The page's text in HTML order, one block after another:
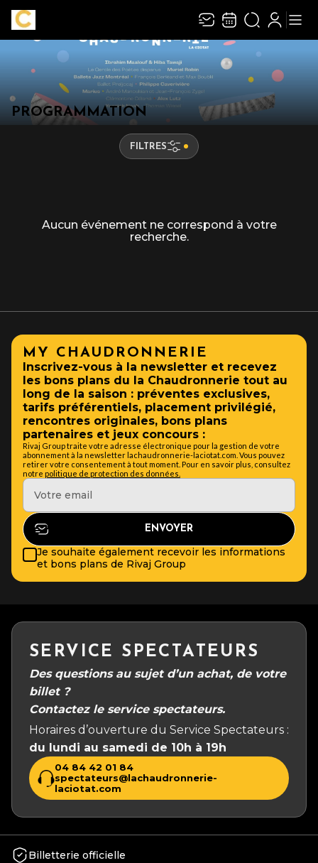
PROGRAMMATION
FILTRES
Aucun événement ne correspond à votre
recherche.
MY CHAUDRONNERIE
Inscrivez-vous à la newsletter et recevez
les bons plans du la Chaudronnerie tout au
long de la saison : préventes exclusives,
tarifs préférentiels, placement privilégié,
rencontres originales, bons plans
partenaires et jeux concours :
Rivaj Group traite votre adresse électronique pour la gestion de votre
abonnement à la newsletter lachaudronnerie-laciotat.com. Vous pouvez
retirer votre consentement à tout moment. Pour en savoir plus, consultez
notre politique de protection des données.
Je souhaite également recevoir les informations
et bons plans de Rivaj Group
SERVICE SPECTATEURS
Des questions au sujet d’un achat, de votre
billet ?
Contactez le service spectateurs.
Horaires d’ouverture du Service Spectateurs :
du lundi au samedi de 10h à 19h
04 84 42 01 84
spectateurs@lachaudronnerie-
laciotat.com
Billetterie officielle